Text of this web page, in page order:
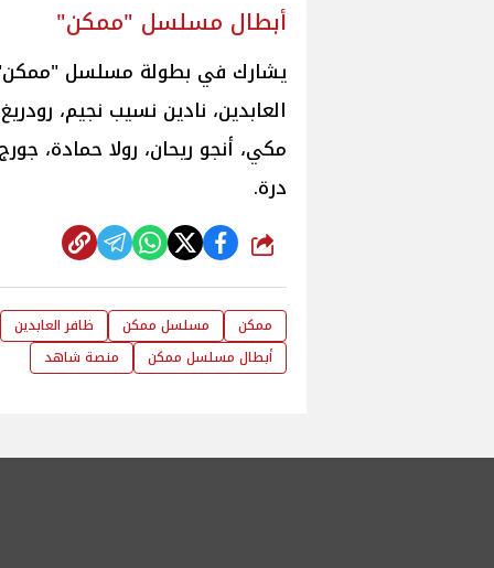
أبطال مسلسل "ممكن"
يشارك في بطولة مسلسل "ممكن"
العابدين، نادين نسيب نجيم،
مكي، أنجو ريحان، رولا حمادة،
درة.
شارك
ممكن مسلسل ممكن
ظافر العابدين
أبطال مسلسل ممكن
منصة شاهد